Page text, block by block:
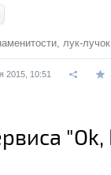
лук-лучок
2015, 10:51
"Ok,